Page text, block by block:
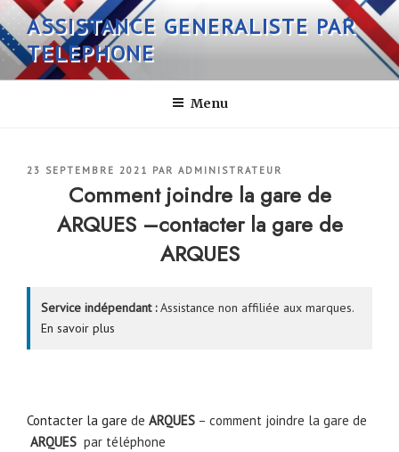
Aller
au
contenu
principal
ASSISTANCE GENERALISTE PAR
TELEPHONE
Menu
PUBLIÉ
23 SEPTEMBRE 2021 PAR ADMINISTRATEUR
Comment joindre la gare de
ARQUES –contacter la gare de
ARQUES
Service indépendant :Assistance non affiliée aux marques.
En savoir plus
Contacter la gare de ARQUES – comment joindre la gare de
ARQUES par téléphone